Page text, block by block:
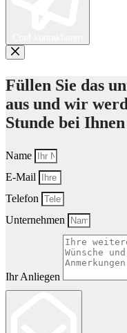
Füllen Sie das
aus und wir
Stunde bei
Name
E-Mail
Telefon
Unternehmen
Ihr Anliegen